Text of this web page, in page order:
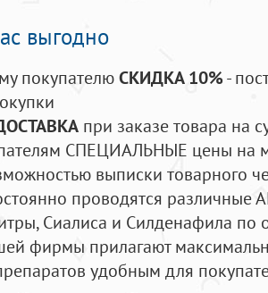
выгодно
покупателюСКИДКА 10%-
при заказе товара на
СПЕЦИАЛЬНЫЕ цены на
выписки товарного
проводятся
Сиалиса и Силденафила по
фирмы прилагают
удобным для